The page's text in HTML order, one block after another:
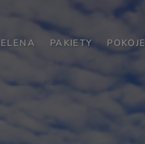
PAKIETY POKOJE